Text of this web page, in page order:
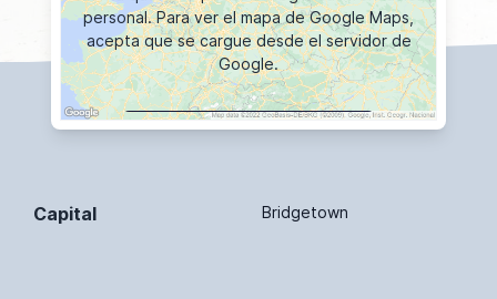
personal. Para ver el mapa de Google Maps,
acepta que se cargue desde el servidor de
Google.
VISUALIZACIÓN DE MAPAS
Capital Bridgetown